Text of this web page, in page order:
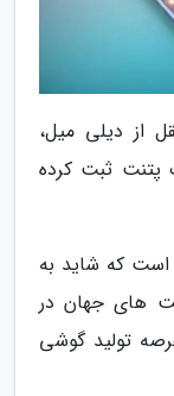
از دیلی میل،
ثبت کرده
است که شاید به
های جهان در
تولید گوشی